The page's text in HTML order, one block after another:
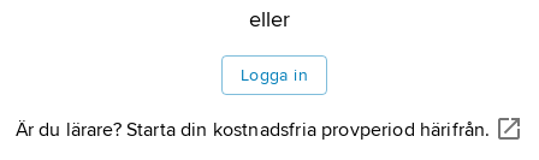
eller
Logga in
Är du lärare? Starta din kostnadsfria provperiod härifrån.